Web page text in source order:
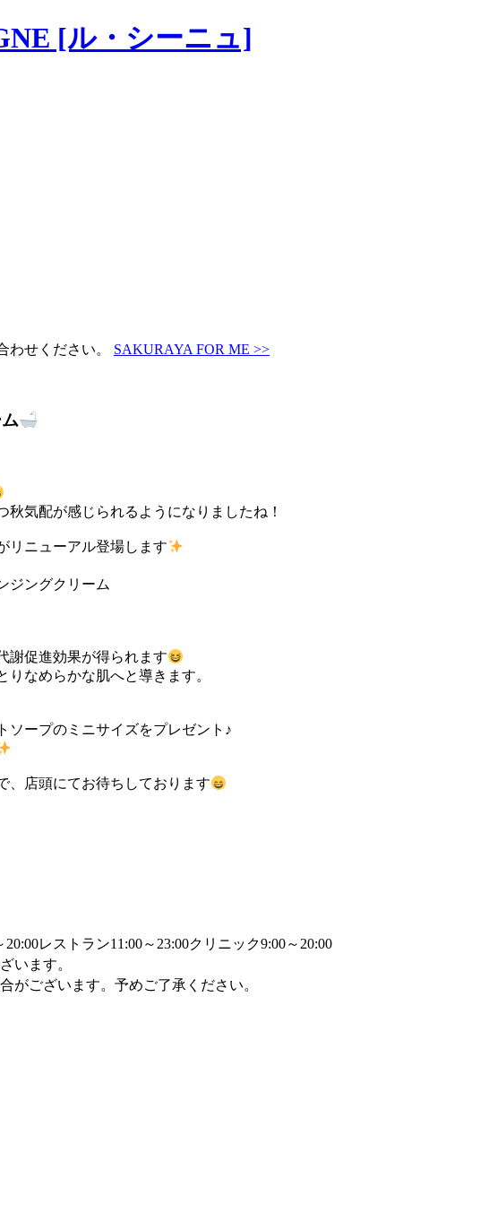
わせください。 SAKURAYA FOR ME >>
秋気配が感じられるようになりましたね！
リニューアル登場します
ジングクリーム
謝促進効果が得られます
なめらかな肌へと導きます。
ソープのミニサイズをプレゼント♪
、店頭にてお待ちしております
20:00レストラン11:00～23:00クリニック9:00～20:00
います。
がございます。予めご了承ください。